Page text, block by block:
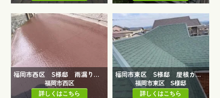
福岡市西区 S様邸 雨漏り補修工事
福岡市西区
詳しくはこちら
福岡市東区 S様邸 屋根カバー工事
福岡市東区 S様邸
詳しくはこちら